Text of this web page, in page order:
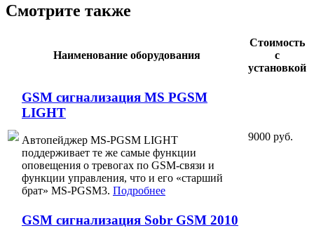
Смотрите также
Наименование оборудования
Стоимость
с
установкой
GSM сигнализация MS PGSM
LIGHT
Автопейджер MS-PGSM LIGHT
поддерживает те же самые функции
оповещения о тревогах по GSM-связи и
функции управления, что и его «старший
брат» MS-PGSM3. Подробнее
9000 руб.
GSM сигнализация Sobr GSM 2010